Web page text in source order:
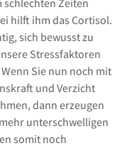
schlechten Zeiten
hilft ihm das Cortisol.
sich bewusst zu
Stressfaktoren
Sie nun noch mit
und Verzicht
dann erzeugen
unterschwelligen
somit noch